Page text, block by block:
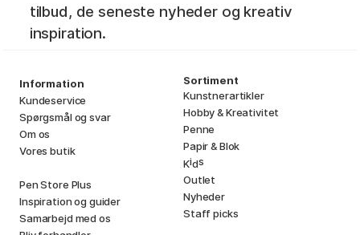
tilbud, de seneste nyheder og kreativ
inspiration.
Information
Kundeservice
Spørgsmål og svar
Om os
Vores butik
Pen Store Plus
Inspiration og guider
Samarbejd med os
Sortiment
Kunstnerartikler
Hobby & Kreativitet
Penne
Papir & Blok
Kids
Outlet
Nyheder
Staff picks